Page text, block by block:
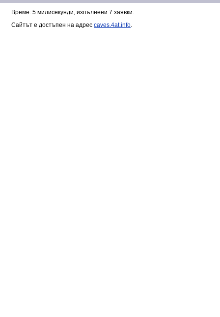
Време: 5 милисекунди, изпълнени 7 заявки.
Сайтът е достъпен на адрес caves.4at.info.